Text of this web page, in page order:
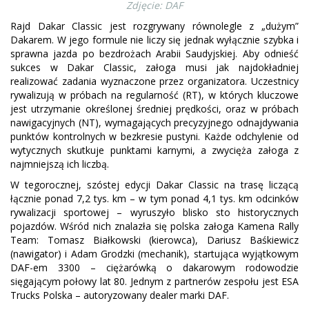
Zdjęcie: DAF
Rajd Dakar Classic jest rozgrywany równolegle z „dużym”
Dakarem. W jego formule nie liczy się jednak wyłącznie szybka i
sprawna jazda po bezdrożach Arabii Saudyjskiej. Aby odnieść
sukces w Dakar Classic, załoga musi jak najdokładniej
realizować zadania wyznaczone przez organizatora. Uczestnicy
rywalizują w próbach na regularność (RT), w których kluczowe
jest utrzymanie określonej średniej prędkości, oraz w próbach
nawigacyjnych (NT), wymagających precyzyjnego odnajdywania
punktów kontrolnych w bezkresie pustyni. Każde odchylenie od
wytycznych skutkuje punktami karnymi, a zwycięża załoga z
najmniejszą ich liczbą.
W tegorocznej, szóstej edycji Dakar Classic na trasę liczącą
łącznie ponad 7,2 tys. km – w tym ponad 4,1 tys. km odcinków
rywalizacji sportowej – wyruszyło blisko sto historycznych
pojazdów. Wśród nich znalazła się polska załoga Kamena Rally
Team: Tomasz Białkowski (kierowca), Dariusz Baśkiewicz
(nawigator) i Adam Grodzki (mechanik), startująca wyjątkowym
DAF-em 3300 – ciężarówką o dakarowym rodowodzie
sięgającym połowy lat 80. Jednym z partnerów zespołu jest ESA
Trucks Polska – autoryzowany dealer marki DAF.